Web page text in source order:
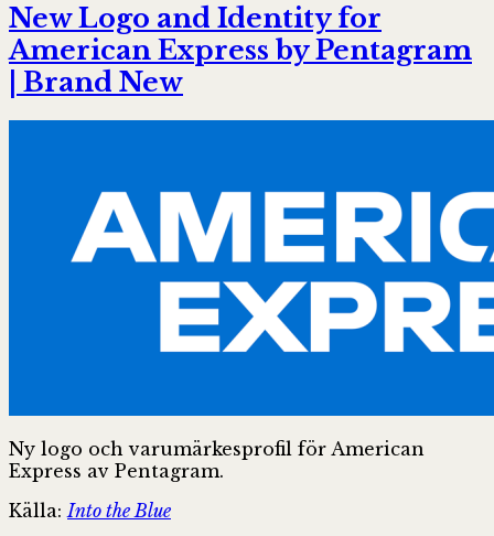
New Logo and Identity for
American Express by Pentagram
| Brand New
Ny logo och varumärkesprofil för American
Express av Pentagram.
Källa: Into the Blue